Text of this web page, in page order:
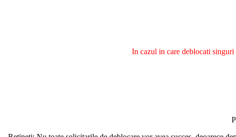
In cazul in care deblocati